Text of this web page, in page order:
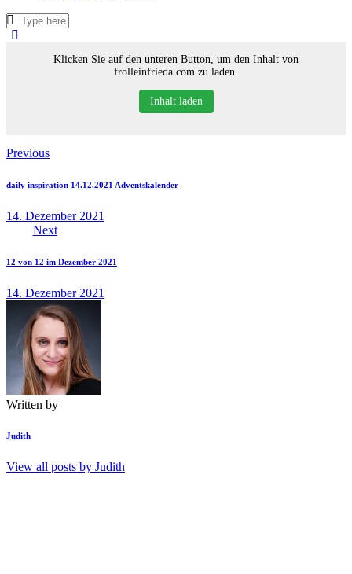
Klicken Sie auf den unteren Button, um den Inhalt von
frolleinfrieda.com zu laden.
Inhalt laden
Beitragsnavigation
Previous
daily inspiration 14.12.2021 Adventskalender
14. Dezember 2021
Next
12 von 12 im Dezember 2021
14. Dezember 2021
Written by
Judith
View all posts by Judith